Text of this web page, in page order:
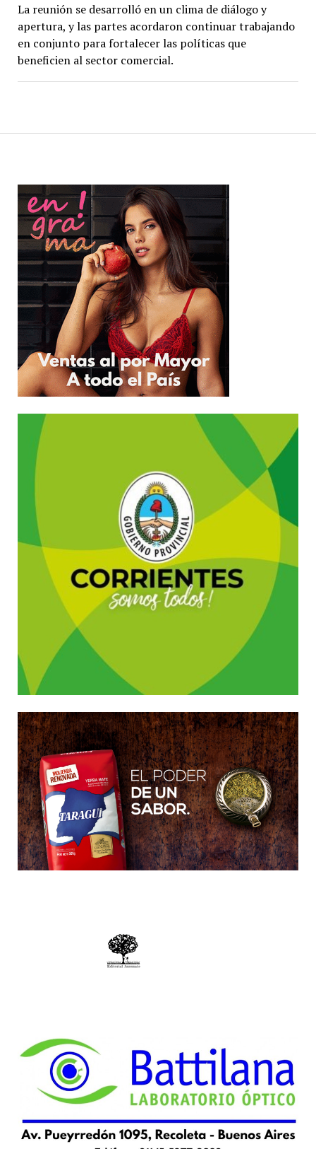
La reunión se desarrolló en un clima de diálogo y
apertura, y las partes acordaron continuar trabajando
en conjunto para fortalecer las políticas que
beneficien al sector comercial.